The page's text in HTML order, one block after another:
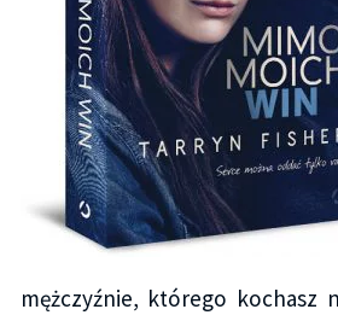
mężczyźnie, którego kochasz